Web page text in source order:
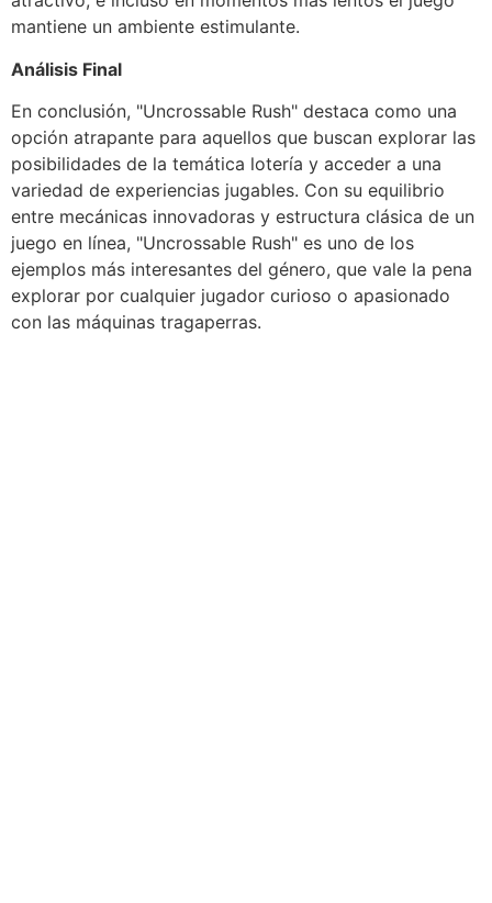
mantiene un ambiente estimulante.
Análisis Final
En conclusión, "Uncrossable Rush" destaca como una
opción atrapante para aquellos que buscan explorar las
posibilidades de la temática lotería y acceder a una
variedad de experiencias jugables. Con su equilibrio
entre mecánicas innovadoras y estructura clásica de un
juego en línea, "Uncrossable Rush" es uno de los
ejemplos más interesantes del género, que vale la pena
explorar por cualquier jugador curioso o apasionado
con las máquinas tragaperras.